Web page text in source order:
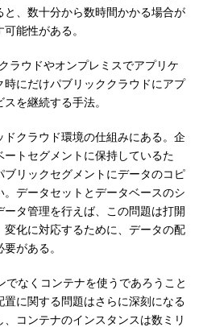
、数十分から数時間かかる場合が
能性がある。
ラウドやオンプレミスでアプリケ
にだけパブリッククラウドにアプ
を継続する手法。
クラウド環境の仕組みにある。企
トセグメントに保持しているた
リックセグメントにデータのコピ
データセットとデータベースのシ
タ管理を行えば、この問題は打開
化に対応するために、データの配
がある。
なくコンテナを使うであろうこと
に関する問題はさらに深刻になる
コンテナのインスタンスは数ミリ